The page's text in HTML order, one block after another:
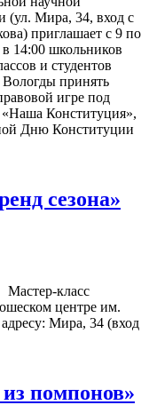
(ул. Мира, 34, вход с
приглашает с 9 по
в 14:00 школьников
и студентов
принять
игре под
«Наша Конституция»,
Дню Конституции
сезона»
Мастер-класс
центре им.
Мира, 34 (вход
помпонов»